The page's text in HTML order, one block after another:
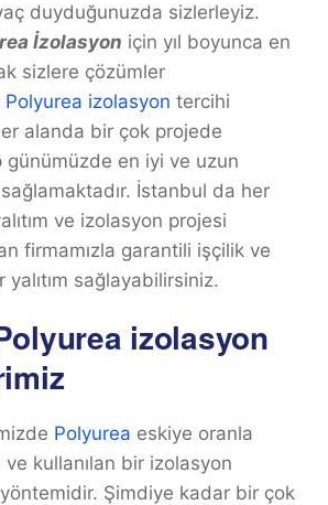
duyduğunuzda sizlerleyiz.
İzolasyon için yıl boyunca en
sizlere çözümler
Polyurea izolasyon tercihi
alanda bir çok projede
günümüzde en iyi ve uzun
İstanbul da her
ve izolasyon projesi
firmamızla garantili işçilik ve
sağlayabilirsiniz.
izolasyon
Polyurea eskiye oranla
kullanılan bir izolasyon
Şimdiye kadar bir çok